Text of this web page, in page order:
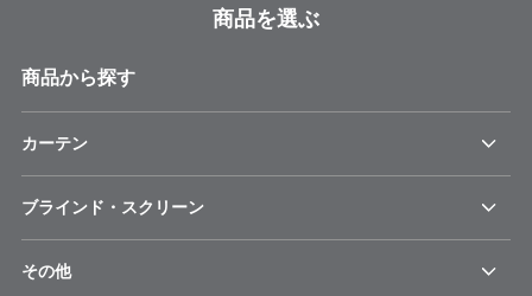
商品を選ぶ
商品から探す
カーテン
ブラインド・スクリーン
その他